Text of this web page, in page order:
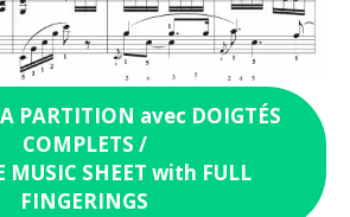
PARTITION avec DOIGTÉS
COMPLETS /
MUSIC SHEET with FULL
FINGERINGS